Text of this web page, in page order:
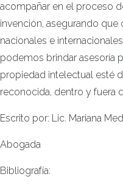
acompañar en el proceso
invención, asegurando
nacionales e
podemos brindar asesoría
propiedad intelectual esté
reconocida, dentro y fuera
Escrito por: Lic. Mariana
Abogada
Bibliografía: